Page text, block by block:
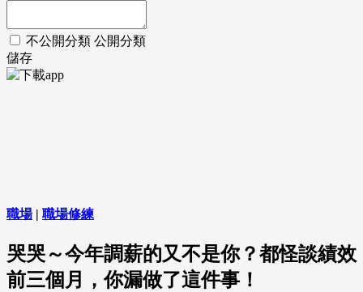
不公開分類 公開分類
儲存
職場| 職場修練
哭哭～今年調薪的又不是你？都怪談績效
前三個月，你漏做了這件事！